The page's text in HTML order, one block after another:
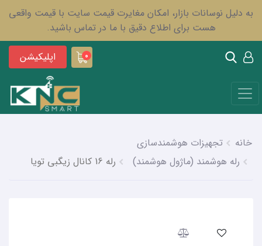
به دلیل نوسانات بازار، امکان مغایرت قیمت سایت با قیمت واقعی
هست برای اطلاع دقیق با ما در تماس باشید.
0 اپلیکیشن
خانه
تجهیزات هوشمندسازی
رله هوشمند (ماژول هوشمند)
رله 16 کانال زیگبی تویا